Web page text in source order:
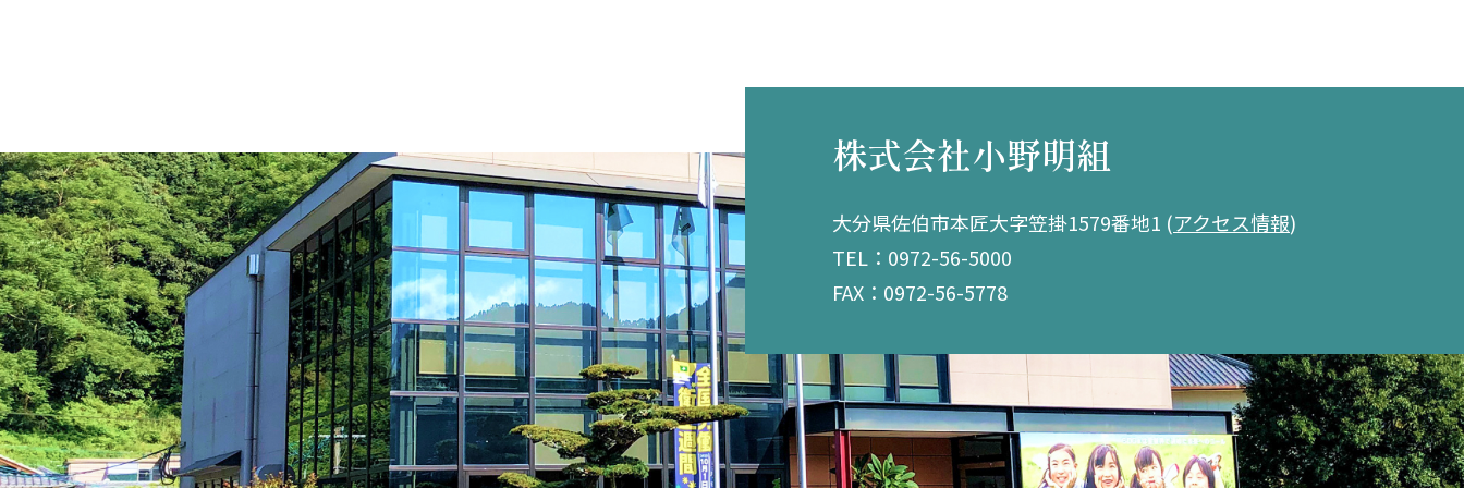
株式会社小野明組
大分県佐伯市本匠大字笠掛1579番地1 (アクセス情報)
TEL：0972-56-5000
FAX：0972-56-5778